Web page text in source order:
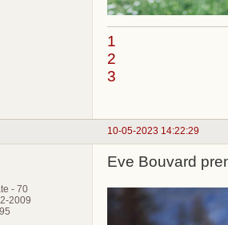
1
2
3
10-05-2023 14:22:29
- 70
2009
Eve Bouvard